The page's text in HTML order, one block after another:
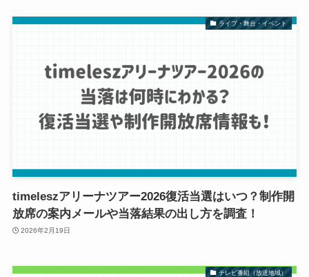
ライブ・舞台・イベント
timeleszアリーナツアー2026復活当選はいつ？制作開
放席の案内メールや当落結果の出し方を調査！
2026年2月19日
テレビ番組（放送地域）